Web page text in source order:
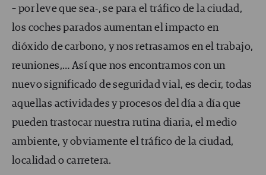
– por leve que sea-, se para el tráfico de la ciudad,
los coches parados aumentan el impacto en
dióxido de carbono, y nos retrasamos en el trabajo,
reuniones,… Así que nos encontramos con un
nuevo significado de seguridad vial, es decir, todas
aquellas actividades y procesos del día a día que
pueden trastocar nuestra rutina diaria, el medio
ambiente, y obviamente el tráfico de la ciudad,
localidad o carretera.